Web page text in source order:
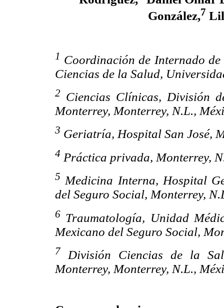
González,7
1 Coordinación de Internado
Ciencias de la Salud,
2 Ciencias Clínicas, División
Monterrey, Monterrey, N.L.,
3 Geriatría, Hospital San José,
4 Práctica privada, Monterrey,
5 Medicina Interna, Hospital
del Seguro Social, Monterrey,
6 Traumatología, Unidad
Mexicano del Seguro Social,
7
División Ciencias de la
Monterrey, Monterrey, N.L.,